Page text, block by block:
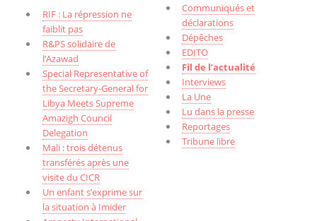
RIF : La répression ne
faiblit pas
R&PS solidaire de
l’Azawad
Special Representative of
the Secretary-General for
Libya Meets Supreme
Amazigh Council
Delegation
Mali : trois détenus
transférés après une
visite du CICR
Un enfant s’exprime sur
la situation à Imider
Communiqués et
déclarations
Dépêches
EDITO
Fil de l’actualité
Interviews
La Une
Lu dans la presse
Reportages
Tribune libre